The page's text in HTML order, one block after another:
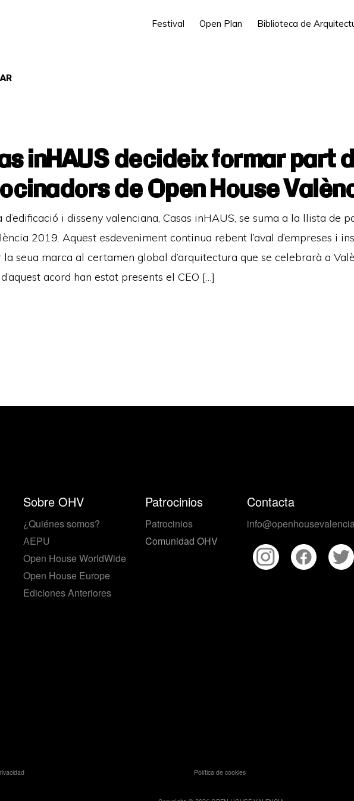
Festival Open Plan Biblioteca de
inHAUS decideix formar part
de Open House
d’edificació i disseny valenciana, Casas inHAUS, se suma a la llista de
2019. Aquest esdeveniment continua rebent l’aval d’empreses i
seua marca al certamen global d’arquitectura que se celebrarà a
acord han estat presents el CEO […]
Sobre OHV
¿Quiénes somos?
AEPU
Open House WorldWide
Open House Europe
Ediciones Anteriores
Patrocinios
Patrocinios
Comunidad OHV
Contacta
Política de cookies